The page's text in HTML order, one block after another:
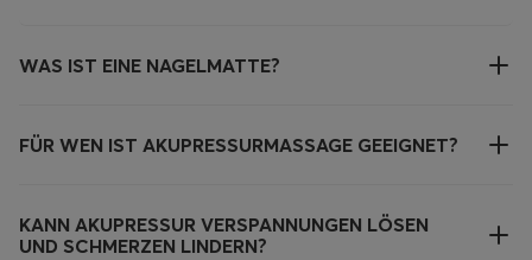
WAS IST EINE NAGELMATTE?
FÜR WEN IST AKUPRESSURMASSAGE GEEIGNET?
KANN AKUPRESSUR VERSPANNUNGEN LÖSEN
UND SCHMERZEN LINDERN?